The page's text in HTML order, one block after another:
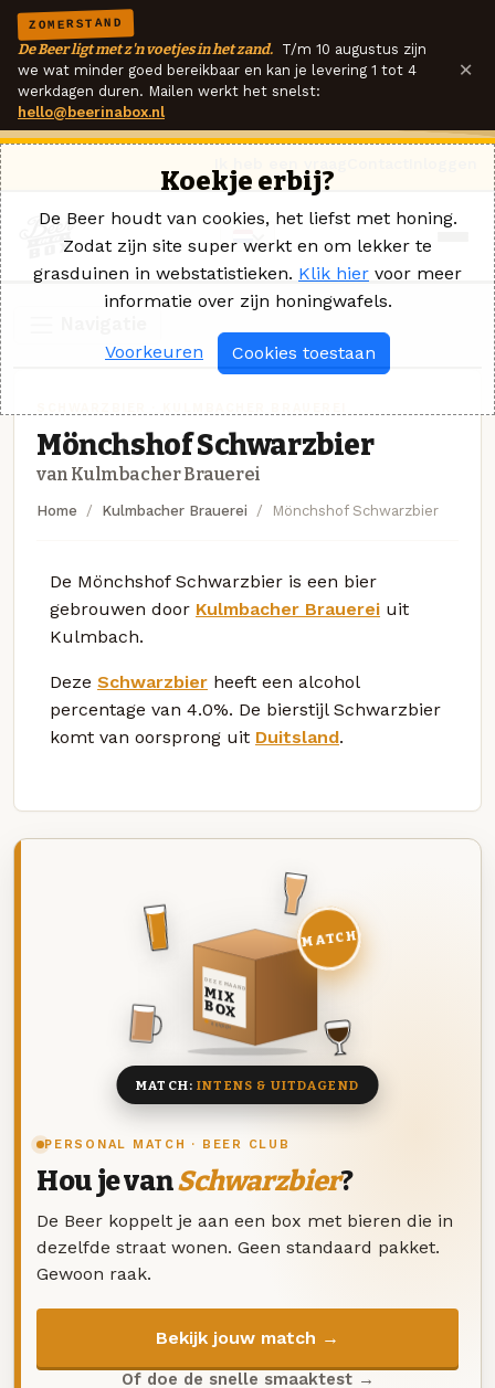
ZOMERSTAND
De Beer ligt met z'n voetjes in het zand. T/m 10 augustus zijn
we wat minder goed bereikbaar en kan je levering 1 tot 4
werkdagen duren. Mailen werkt het snelst:
hello@beerinabox.nl
×
Mönchshof Schwarzbier
van Kulmbacher Brauerei
Home Kulmbacher Brauerei Mönchshof Schwarzbier
De Mönchshof Schwarzbier is een bier
gebrouwen door Kulmbacher Brauerei uit
Kulmbach.
Deze Schwarzbier heeft een alcohol
percentage van 4.0%. De bierstijl Schwarzbier
komt van oorsprong uit Duitsland.
PERSONAL MATCH · BEER CLUB
Hou je vanSchwarzbier?
De Beer koppelt je aan een box met bieren die in
dezelfde straat wonen. Geen standaard pakket.
Gewoon raak.
Bekijk jouw match →
Of doe de snelle smaaktest →
DEZE MAAND
MIX
BOX
8 BIEREN
MATCH
MATCH:INTENS & UITDAGEND
Koekje erbij?
De Beer houdt van cookies, het liefst met honing.
Zodat zijn site super werkt en om lekker te
grasduinen in webstatistieken. Klik hier voor meer
informatie over zijn honingwafels.
Voorkeuren Cookies toestaan